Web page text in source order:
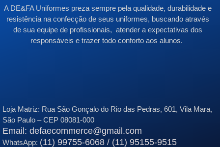
A DE&FA Uniformes preza sempre pela qualidade, durabilidade e
resistência na confecção de seus uniformes, buscando através
de sua equipe de profissionais, atender a expectativas dos
responsáveis e trazer todo conforto aos alunos.
Loja Matriz: Rua São Gonçalo do Rio das Pedras, 601, Vila Mara,
São Paulo – CEP 08081-000
Email: defaecommerce@gmail.com
WhatsApp: (11) 99755-6068 / (11) 95155-9515